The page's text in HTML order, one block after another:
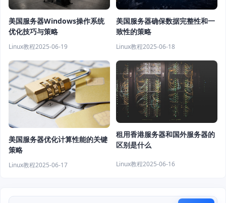
美国服务器Windows操作系统
优化技巧与策略
Linux教程2025-06-19
美国服务器确保数据完整性和一
致性的策略
Linux教程2025-06-18
美国服务器优化计算性能的关键
策略
Linux教程2025-06-17
租用香港服务器和国外服务器的
区别是什么
Linux教程2025-06-16